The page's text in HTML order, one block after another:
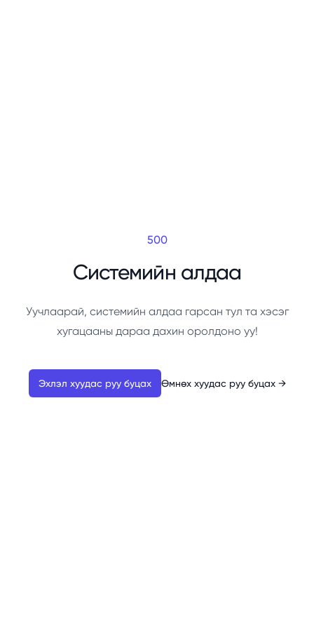
500
Системийн алдаа
Уучлаарай, системийн алдаа гарсан тул та хэсэг
хугацааны дараа дахин оролдоно уу!
Эхлэл хуудас руу буцах Өмнөх хуудас руу буцах →